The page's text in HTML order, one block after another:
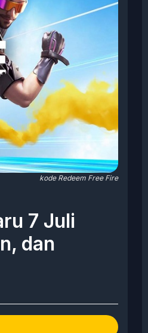
kode Redeem Free Fire
7 Juli
dan